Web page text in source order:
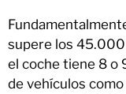
supere los
el coche tiene 8 o
de vehículos